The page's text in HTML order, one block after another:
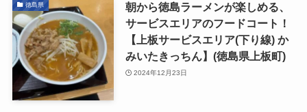
徳島県
朝から徳島ラーメンが楽しめる、
サービスエリアのフードコート！
【上板サービスエリア(下り線) か
みいたきっちん】(徳島県上板町)
2024年12月23日